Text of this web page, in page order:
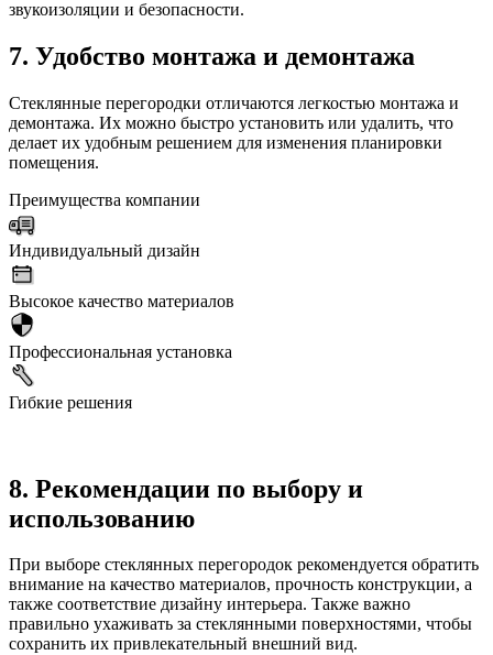
звукоизоляции и безопасности.
7. Удобство монтажа и демонтажа
Стеклянные перегородки отличаются легкостью монтажа и
демонтажа. Их можно быстро установить или удалить, что
делает их удобным решением для изменения планировки
помещения.
Преимущества компании
Индивидуальный дизайн
Высокое качество материалов
Профессиональная установка
Гибкие решения
8. Рекомендации по выбору и
использованию
При выборе стеклянных перегородок рекомендуется обратить
внимание на качество материалов, прочность конструкции, а
также соответствие дизайну интерьера. Также важно
правильно ухаживать за стеклянными поверхностями, чтобы
сохранить их привлекательный внешний вид.